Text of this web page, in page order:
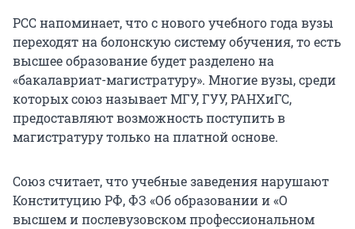
РСС напоминает, что с нового учебного года вузы
переходят на болонскую систему обучения, то есть
высшее образование будет разделено на
«бакалавриат-магистратуру». Многие вузы, среди
которых союз называет МГУ, ГУУ, РАНХиГС,
предоставляют возможность поступить в
магистратуру только на платной основе.
Союз считает, что учебные заведения нарушают
Конституцию РФ, ФЗ «Об образовании и «О
высшем и послевузовском профессиональном